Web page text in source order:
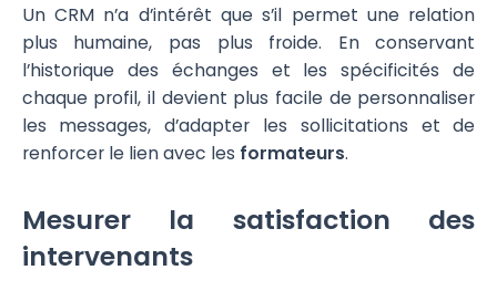
Un CRM n’a d’intérêt que s’il permet une relation
plus humaine, pas plus froide. En conservant
l’historique des échanges et les spécificités de
chaque profil, il devient plus facile de personnaliser
les messages, d’adapter les sollicitations et de
renforcer le lien avec les formateurs.
Mesurer la satisfaction des
intervenants